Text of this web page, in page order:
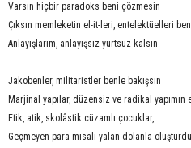
Varsın hiçbir paradoks beni çözmesin
Çıksın memleketin el-it-leri, entelektüelleri
Anlayışlarım, anlayışsız yurtsuz kalsın
Jakobenler, militaristler benle bakışsın
Marjinal yapılar, düzensiz ve radikal
Etik, atik, skolâstik cüzamlı çocuklar,
Geçmeyen para misali yalan dolanla